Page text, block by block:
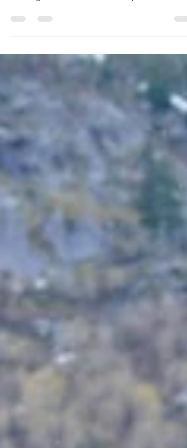
#energiasrenovables Talaia Open PPM es
herramienta de gestión de...